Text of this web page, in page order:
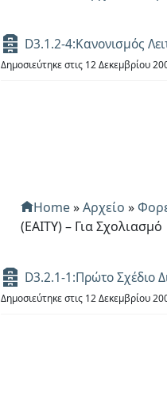
Α
χ
D3.1.2-4:Κανονισμός
Δημοσιεύτηκε στις 12 Δεκεμβρίου
Home»Αρχείο »
(ΕΑΙΤΥ) – Για Σχολιασμό
Α
χ
D3.2.1-1:Πρώτο Σχέδιο
Δημοσιεύτηκε στις 12 Δεκεμβρίου